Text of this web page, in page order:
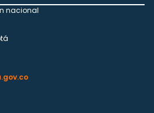
nacional